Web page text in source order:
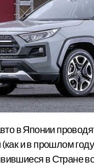
и в прошлом
в Стране